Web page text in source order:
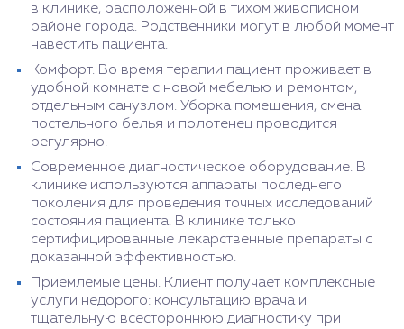
в клинике, расположенной в тихом живописном
районе города. Родственники могут в любой момент
навестить пациента.
Комфорт. Во время терапии пациент проживает в
удобной комнате с новой мебелью и ремонтом,
отдельным санузлом. Уборка помещения, смена
постельного белья и полотенец проводится
регулярно.
Современное диагностическое оборудование. В
клинике используются аппараты последнего
поколения для проведения точных исследований
состояния пациента. В клинике только
сертифицированные лекарственные препараты с
доказанной эффективностью.
Приемлемые цены. Клиент получает комплексные
услуги недорого: консультацию врача и
тщательную всестороннюю диагностику при